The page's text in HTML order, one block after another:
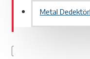
Metal